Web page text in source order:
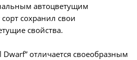
автоцветущим
сохранил свои
свойства.
Dwarf” отличается своеобразным